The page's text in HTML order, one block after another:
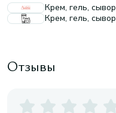
Крем, гель,
Крем, гель,
Отзывы